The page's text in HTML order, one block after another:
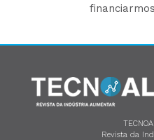
Revista da